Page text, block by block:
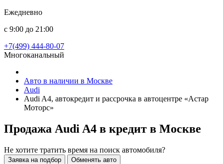
Ежедневно
с 9:00 до 21:00
+7(499) 444-80-07
Многоканальный
Авто в наличии в Москве
Audi
Audi A4, автокредит и рассрочка в автоцентре «Астар
Моторс»
Продажа Audi A4 в кредит в Москве
Не хотите тратить время на поиск автомобиля?
Заявка на подбор Обменять авто